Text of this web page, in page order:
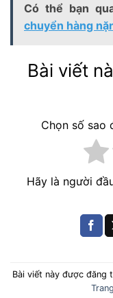
Có thể bạn
chuyển hàng
Bài viết
Chọn số sao
Hãy là người
Bài viết này được đăng
Trang